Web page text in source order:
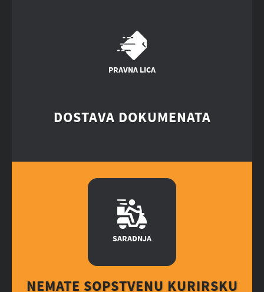
PRAVNA LICA
DOSTAVA DOKUMENATA
SARADNJA
NEMATE SOPSTVENU KURIRSKU